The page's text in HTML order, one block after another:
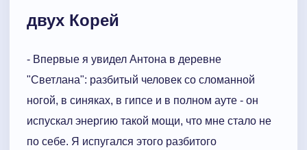
двух Корей
- Впервые я увидел Антона в деревне
"Светлана": разбитый человек со сломанной
ногой, в синяках, в гипсе и в полном ауте - он
испускал энергию такой мощи, что мне стало не
по себе. Я испугался этого разбитого